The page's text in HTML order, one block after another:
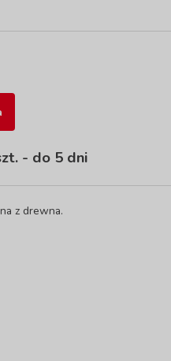
- do 5 dni
z drewna.